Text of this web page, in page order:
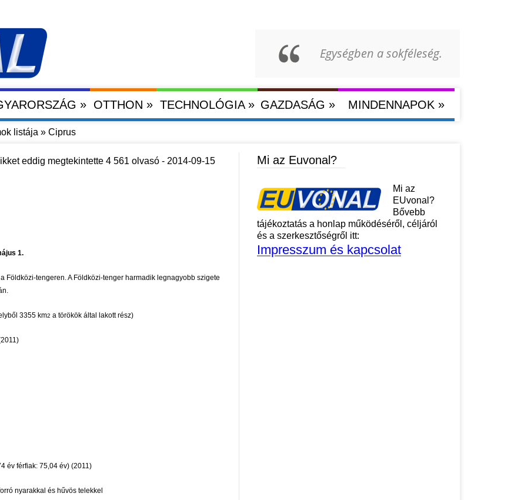
Egységben a sokféleség.
» OTTHON » TECHNOLÓGIA» GAZDASÁG » MINDENNAPOK »
listája » Ciprus
eddig megtekintette 4 561 olvasó - 2014-09-15
1.
Földközi-tengeren. A Földközi-tenger harmadik legnagyobb szigete
3355 km2 a törökök által lakott rész)
év férfiak: 75,04 év) (2011)
nyarakkal és hűvös telekkel
Mi az Euvonal?
Mi az
EUvonal?
Bővebb
tájékoztatás a honlap működéséről, céljáról
és a szerkesztőségről itt:
Impresszum és kapcsolat